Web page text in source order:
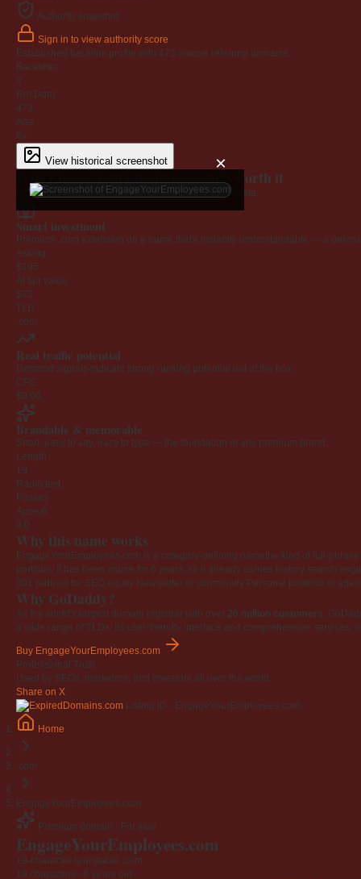
Authority snapshot
Sign in to view authority score
Established backlink profile with 472 unique referring domains.
Backlinks
0
Ref Dom
472
Age
6y
View historical screenshot ×
Why EngageYourEmployees.com is worth it
Every claim below is backed by verified third-party data.
Smart investment
Premium .com extension on a name that's instantly understandable — a
Asking
$195
AI fair value
$73
TLD
.com
Real traffic potential
Demand signals indicate strong ranking potential out of the box.
CPC
$0.00
Brandable & memorable
Short, easy to say, easy to type — the foundation of any premium brand.
Length
19
Radio test
Passes
Appeal
4.0
Why this name works
EngageYourEmployees.com is a category-defining namethe kind of full-
portfolio. It has been online for 6 years, so it already carries history search
301 redirect for SEO equity Newsletter or community Personal portfolio or
Why GoDaddy?
As the world's largest domain registrar with over 20 million customers,
a wide range of TLDs. Its user-friendly interface and comprehensive
Buy EngageYourEmployees.com
Professional Trust
Used by SEOs, marketers, and investors all over the world.
Share on X
Listing ID · EngageYourEmployees.com
Home
.com
EngageYourEmployees.com
Premium domain · For sale
EngageYourEmployees.com
19-character brandable .com
19 characters · 6 years old